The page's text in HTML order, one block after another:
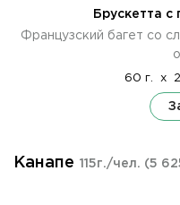
Брускетта
Французский багет со
60 г. x
Канапе 115г./чел. (5